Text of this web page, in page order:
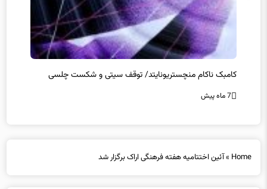
کامبک ناکام منچستریونایتد/ توقف سیتی و شکست چلسی
7 ماه پیش
Home
»آئین اختتامیه هفته فرهنگی اراک برگزار شد